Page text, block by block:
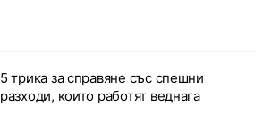
5 трика за справяне със спешни
разходи, които работят веднага